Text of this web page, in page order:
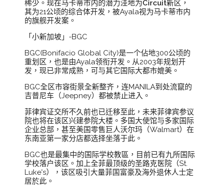
稀少。现在马卡蒂市内的潜力洼地为Circuit新区，
其为21公顷的综合体开发，被Ayala视为马卡蒂市内
的旗舰开发案。
「小新加坡」-BGC
BGC(Bonifacio Global City)是一个佔地300公顷的
重划区，也是由Ayala领衔开发。从2003年规划开
发，现已非常成熟，可与其它国际大都市媲美。
BGC全区市容街景全新整齐，连MANILA到处流竄的
吉普尼车（Jeepney）都被禁止进入。
菲律宾证交所不久前也已迁移至此，未来菲律宾参议
院也将在该区兴建参院大楼。多国大使馆与多家国际
企业总部，甚至美国零售巨人沃尔玛（Walmart）在
东南亚第一家分店都选择坐落于此。
BGC也是最集中的国际学校教區，目前已有九所国际
学校落户该区。加上全菲最顶级的圣路克医院（St.
Luke's），该区吸引大量菲国富豪及海外退休人士定
居於此。